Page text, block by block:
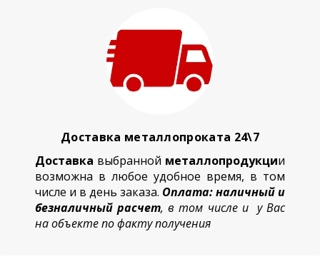
Доставка металлопроката 24\7
Доставка выбранной металлопродукции
возможна в любое удобное время, в том
числе и в день заказа. Оплата: наличный и
безналичный расчет, в том числе и у Вас
на объекте по факту получения